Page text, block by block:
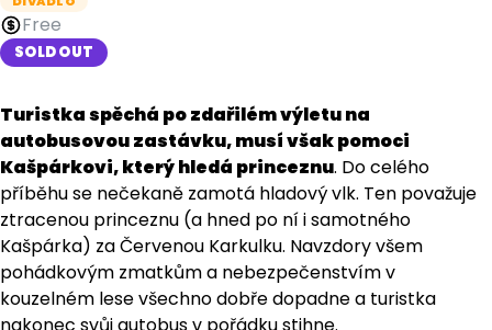
Free
SOLD OUT
Turistka spěchá po zdařilém výletu na
autobusovou zastávku, musí však pomoci
Kašpárkovi, který hledá princeznu. Do celého
příběhu se nečekaně zamotá hladový vlk. Ten považuje
ztracenou princeznu (a hned po ní i samotného
Kašpárka) za Červenou Karkulku. Navzdory všem
pohádkovým zmatkům a nebezpečenstvím v
kouzelném lese všechno dobře dopadne a turistka